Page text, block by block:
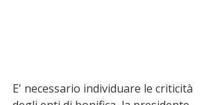
E' necessario individuare le criticità